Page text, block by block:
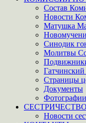
Состав
Новости
Матушка
Синодик
Молитвы
Страницы
Документы
Фотографии
Новости